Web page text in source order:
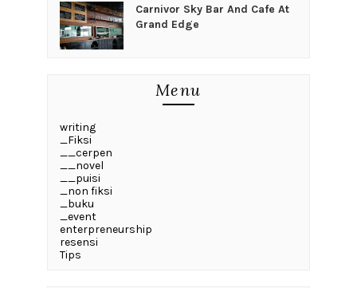
Carnivor Sky Bar And Cafe At
Grand Edge
Menu
writing
_Fiksi
__cerpen
__novel
__puisi
_non fiksi
_buku
_event
enterpreneurship
resensi
Tips